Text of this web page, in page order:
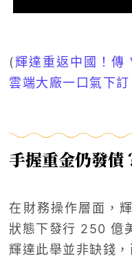
(輝達重返中國！傳
雲端大廠一口氣下
手握重金仍發債
在財務操作層面，
狀態下發行 250 億
輝達此舉並非缺錢